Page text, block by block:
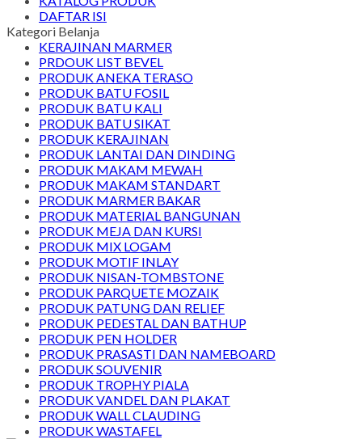
DAFTAR ISI
Kategori Belanja
KERAJINAN MARMER
PRDOUK LIST BEVEL
PRODUK ANEKA TERASO
PRODUK BATU FOSIL
PRODUK BATU KALI
PRODUK BATU SIKAT
PRODUK KERAJINAN
PRODUK LANTAI DAN DINDING
PRODUK MAKAM MEWAH
PRODUK MAKAM STANDART
PRODUK MARMER BAKAR
PRODUK MATERIAL BANGUNAN
PRODUK MEJA DAN KURSI
PRODUK MIX LOGAM
PRODUK MOTIF INLAY
PRODUK NISAN-TOMBSTONE
PRODUK PARQUETE MOZAIK
PRODUK PATUNG DAN RELIEF
PRODUK PEDESTAL DAN BATHUP
PRODUK PEN HOLDER
PRODUK PRASASTI DAN NAMEBOARD
PRODUK SOUVENIR
PRODUK TROPHY PIALA
PRODUK VANDEL DAN PLAKAT
PRODUK WALL CLAUDING
PRODUK WASTAFEL